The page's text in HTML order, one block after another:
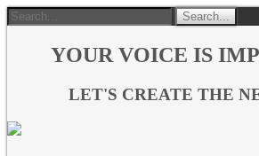
YOUR VOICE IS
LET'S CREATE THE